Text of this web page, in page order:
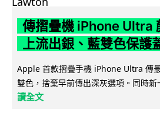
傳摺疊機 iPhone Ultra
上流出銀、藍雙色保護
Apple 首款摺疊手機 iPhone Ultra 傳
雙色，捨棄早前傳出深灰選項。同時
讀全文